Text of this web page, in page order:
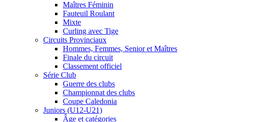
Maîtres Féminin
Fauteuil Roulant
Mixte
Curling avec Tige
Circuits Provinciaux
Hommes, Femmes, Senior et Maîtres
Finale du circuit
Classement officiel
Série Club
Guerre des clubs
Championnat des clubs
Coupe Caledonia
Juniors (U12-U21)
Âge et catégories